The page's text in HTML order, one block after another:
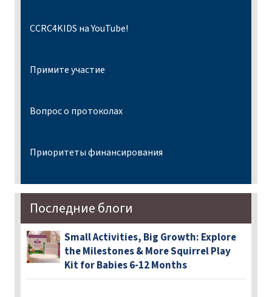
CCRC4KIDS на YouTube!
Примите участие
Вопрос о протоколах
Приоритеты финансирования
Последние блоги
Small Activities, Big Growth: Explore
the Milestones & More Squirrel Play
Kit for Babies 6-12 Months